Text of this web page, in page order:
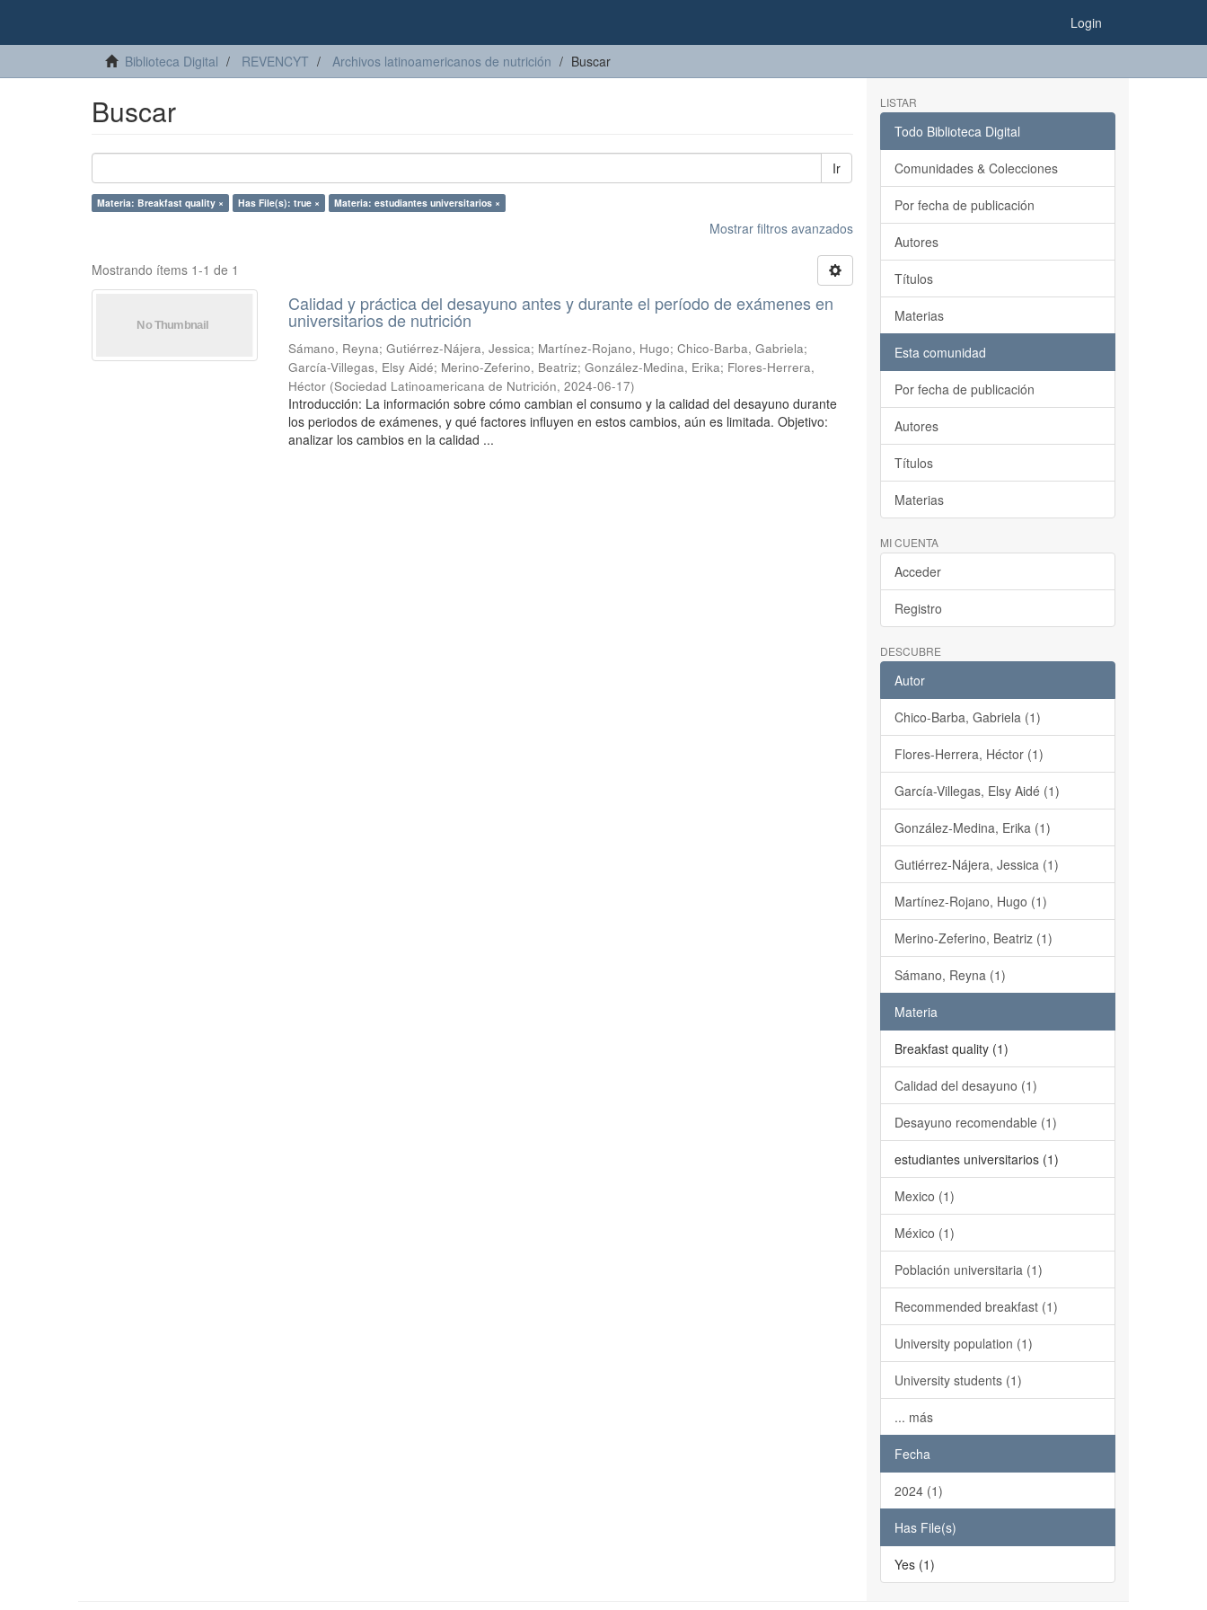
Login
Biblioteca Digital REVENCYT Archivos latinoamericanos de nutrición Buscar
Buscar
Ir
Materia: Breakfast quality × Has File(s): true × Materia: estudiantes universitarios ×
Mostrar filtros avanzados
Mostrando ítems 1-1 de 1
Calidad y práctica del desayuno antes y durante el período de exámenes en
universitarios de nutrición
Sámano, Reyna;Gutiérrez-Nájera, Jessica; Martínez-Rojano, Hugo;Chico-Barba, Gabriela;
García-Villegas, Elsy Aidé; Merino-Zeferino, Beatriz;González-Medina, Erika; Flores-Herrera,
Héctor (Sociedad Latinoamericana de Nutrición,2024-06-17)
Introducción: La información sobre cómo cambian el consumo y la calidad del desayuno durante
los periodos de exámenes, y qué factores influyen en estos cambios, aún es limitada. Objetivo:
analizar los cambios en la calidad ...
LISTAR
Todo Biblioteca Digital
Comunidades & Colecciones
Por fecha de publicación
Autores
Títulos
Materias
Esta comunidad
Por fecha de publicación
Autores
Títulos
Materias
MI CUENTA
Acceder
Registro
DESCUBRE
Autor
Chico-Barba, Gabriela (1)
Flores-Herrera, Héctor (1)
García-Villegas, Elsy Aidé (1)
González-Medina, Erika (1)
Gutiérrez-Nájera, Jessica (1)
Martínez-Rojano, Hugo (1)
Merino-Zeferino, Beatriz (1)
Sámano, Reyna (1)
Materia
Breakfast quality (1)
Calidad del desayuno (1)
Desayuno recomendable (1)
estudiantes universitarios (1)
Mexico (1)
México (1)
Población universitaria (1)
Recommended breakfast (1)
University population (1)
University students (1)
... más
Fecha
2024 (1)
Has File(s)
Yes (1)